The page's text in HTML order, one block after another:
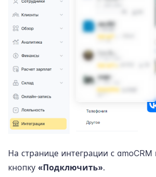
На странице интеграции с
кнопку «Подключить».